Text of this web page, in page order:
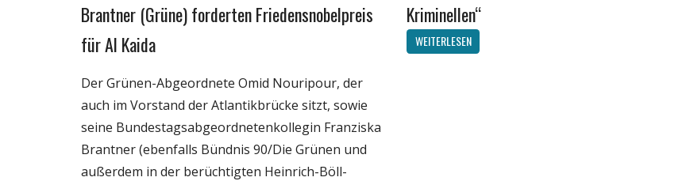
Wissenschaft
Brantner (Grüne) forderten Friedensnobelpreis
für Al Kaida
Der Grünen-Abgeordnete Omid Nouripour, der
auch im Vorstand der Atlantikbrücke sitzt, sowie
seine Bundestagsabgeordnetenkollegin Franziska
Brantner (ebenfalls Bündnis 90/Die Grünen und
außerdem in der berüchtigten Heinrich-Böll-
Politik
Wissenschaft
Kriminellen“
WEITERLESEN